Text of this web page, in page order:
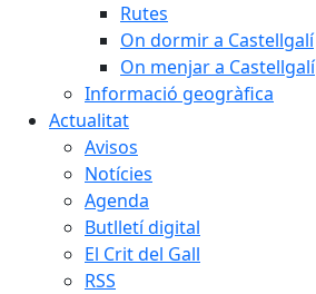
Rutes
On dormir a Castellgalí
On menjar a Castellgalí
Informació geogràfica
Actualitat
Avisos
Notícies
Agenda
Butlletí digital
El Crit del Gall
RSS